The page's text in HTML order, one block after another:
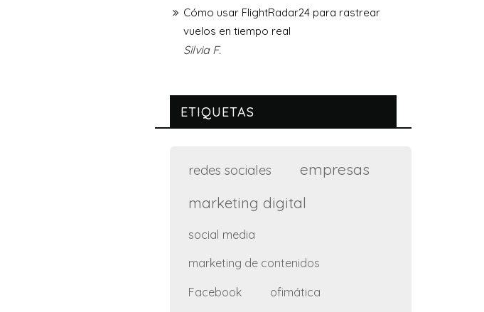
Cómo usar FlightRadar24 para rastrear
vuelos en tiempo real
Silvia F.
ETIQUETAS
redes sociales
empresas
marketing digital
social media
marketing de contenidos
Facebook ofimática